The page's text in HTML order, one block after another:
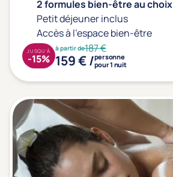
2 formules bien-être au choix
Petit déjeuner inclus
Accès à l'espace bien-être
à partir de187 €
159 € /personne
pour 1 nuit
JUSQU'À
-15%